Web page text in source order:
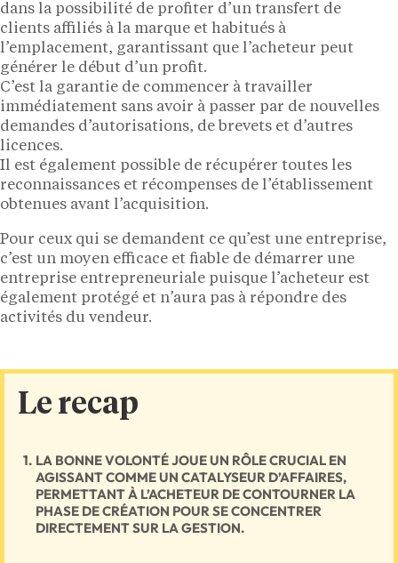
dans la possibilité de profiter d’un transfert de
clients affiliés à la marque et habitués à
l’emplacement, garantissant que l’acheteur peut
générer le début d’un profit.
C’est la garantie de commencer à travailler
immédiatement sans avoir à passer par de nouvelles
demandes d’autorisations, de brevets et d’autres
licences.
Il est également possible de récupérer toutes les
reconnaissances et récompenses de l’établissement
obtenues avant l’acquisition.
Pour ceux qui se demandent ce qu’est une entreprise,
c’est un moyen efficace et fiable de démarrer une
entreprise entrepreneuriale puisque l’acheteur est
également protégé et n’aura pas à répondre des
activités du vendeur.
Le recap
LA BONNE VOLONTÉ JOUE UN RÔLE CRUCIAL EN
AGISSANT COMME UN CATALYSEUR D’AFFAIRES,
PERMETTANT À L’ACHETEUR DE CONTOURNER LA
PHASE DE CRÉATION POUR SE CONCENTRER
DIRECTEMENT SUR LA GESTION.